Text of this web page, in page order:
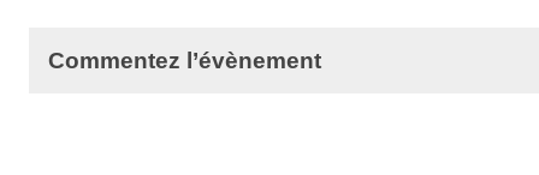
Commentez l’évènement